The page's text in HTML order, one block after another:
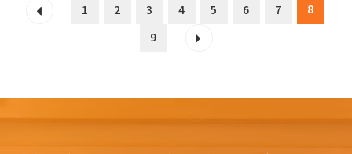
1 2 3 4 5 6 7
8
9